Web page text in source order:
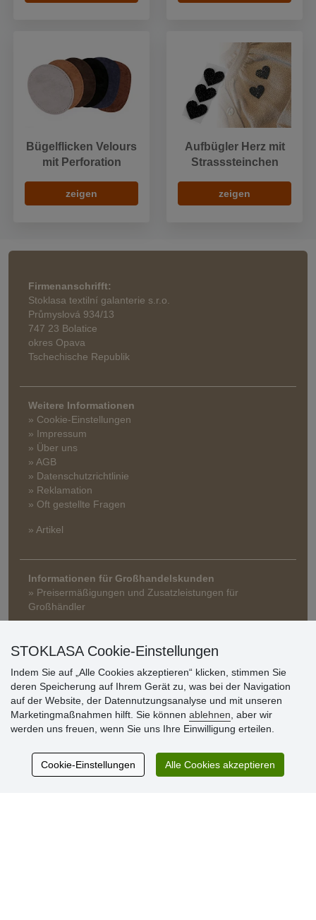
Bügelflicken Velours
mit Perforation
zeigen
Aufbügler Herz mit
Strasssteinchen
zeigen
Firmenanschrifft:
Stoklasa textilní galanterie s.r.o.
Průmyslová 934/13
747 23 Bolatice
okres Opava
Tschechische Republik
Weitere Informationen
» Cookie-Einstellungen
» Impressum
» Über uns
» AGB
» Datenschutzrichtlinie
» Reklamation
» Oft gestellte Fragen
» Artikel
Informationen für Großhandelskunden
» Preisermäßigungen und Zusatzleistungen für
Großhändler
Kundenbewertung
Sehr schöne Ware zu günstigen Preisen. Sehr
STOKLASA Cookie-Einstellungen
Indem Sie auf „Alle Cookies akzeptieren“ klicken, stimmen Sie
deren Speicherung auf Ihrem Gerät zu, was bei der Navigation
auf der Website, der Datennutzungsanalyse und mit unseren
Marketingmaßnahmen hilft. Sie können ablehnen , aber wir
werden uns freuen, wenn Sie uns Ihre Einwilligung erteilen.
Cookie-Einstellungen Alle Cookies akzeptieren